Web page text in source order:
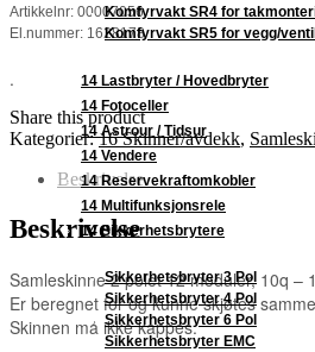
Komfyrvakt SR4 for
Komfyrvakt SR5 for vegg/
14 Lastbryter / Hovedbryter
14 Fotoceller
14 Astrour / Tidsur
14 Vendere
14 Reservekraftomkobler
14 Multifunksjonsrele
14 Sikkerhetsbrytere
Sikkerhetsbryter 3 Pol
Sikkerhetsbryter 4 Pol
Sikkerhetsbryter 6 Pol
Sikkerhetsbryter EMC
Artikkelnr: 00007056
El.nummer: 1628178
.
Share this product
Kategorier:16 Skinner/avdekk,
Beskrivelse
Beskrivelse
Samleskinne 2 polet 12 moduler, 10q –
Er beregnet for og kunne skjøtes
Skinnen må ikke kappes.